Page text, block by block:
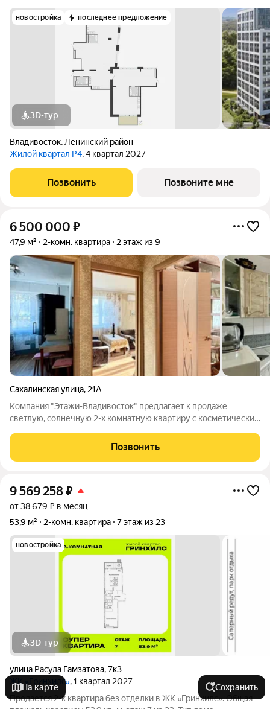
новостройка последнее предложение
3D-тур
Владивосток, Ленинский район
Жилой квартал Р4, 4 квартал 2027
Позвонить Позвоните мне
6 500 000 ₽
47,9 м² 2-комн. квартира 2 этаж из 9
Сахалинская улица, 21А
Компания "Этажи-Владивосток" предлагает к продаже
светлую, солнечную 2-х комнатную квартиру с косметическим
Сахалинская, д.21А, кв. 7 Преимущества квартиры: + все
комнаты раздельные:
Позвонить
9 569 258₽
от 38 679 ₽ в месяц
53,9 м²
2-комн. квартира 7 этаж из 23
новостройка
3D-тур
улица Расула Гамзатова,7к3
ЖК «Гринхилс», 1 квартал 2027
Продается 2-к квартира без отделки в ЖК «Гринхилс». Общая
На карте Сохранить